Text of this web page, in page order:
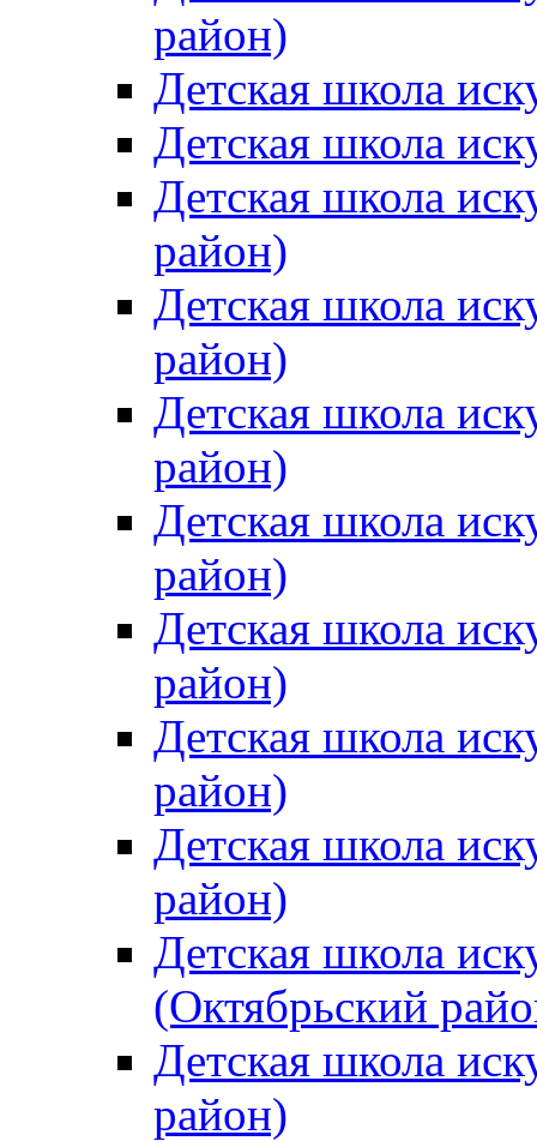
район)
Детская школа
Детская школа
Детская школа
район)
Детская школа
район)
Детская школа
район)
Детская школа
район)
Детская школа
район)
Детская школа
район)
Детская школа
район)
Детская школа
(Октябрьский
Детская школа
район)